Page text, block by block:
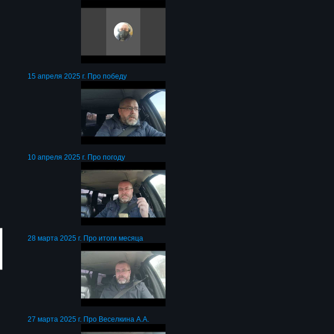
15 апреля 2025 г. Про победу
10 апреля 2025 г. Про погоду
28 марта 2025 г. Про итоги месяца
27 марта 2025 г. Про Веселкина А.А.